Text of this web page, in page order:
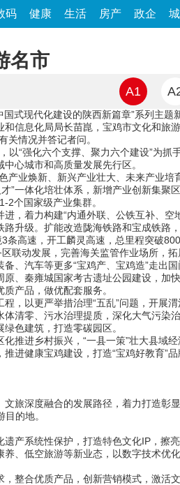
码 健康 生活 房产 政企
名市
A1
式现代化建设的陕西新篇章”系列主题
信息化局局长苗崑，宝鸡市文化和旅
关情况并答记者问。
“强化六个支撑、聚力六个建设”为抓
心城市和高质量发展先行区。
业焕新、新兴产业壮大、未来产业培
”一体化培壮体系，新增产业创新集聚
2个国家级产业集群。
着力构建“内通外联、公铁互补、空
升级。扩能改造陇海铁路和宝成铁路
高速，开工麟灵高速，总里程突破800
动发展，完善海关监管作业场所，
、汽车等更多“宝鸡产、宝鸡造”走出
秦雍城国家考古遗址公园建设，加
产品，做优配套服务。
以更严举措治理“五乱”问题，开展
清零、污水治理提质，深化大气污染
色建筑，打造零碳园区。
进乡村振兴，“一县一策”壮大县域经
进健康宝鸡建设，打造“宝鸡好教育”品
深度融合的发展路径，着力打造彰
的地。
系统性保护，打造特色文化IP，擦亮“
低空旅游等新业态，以数字技术优
合优质产品，创新营销模式，激活文